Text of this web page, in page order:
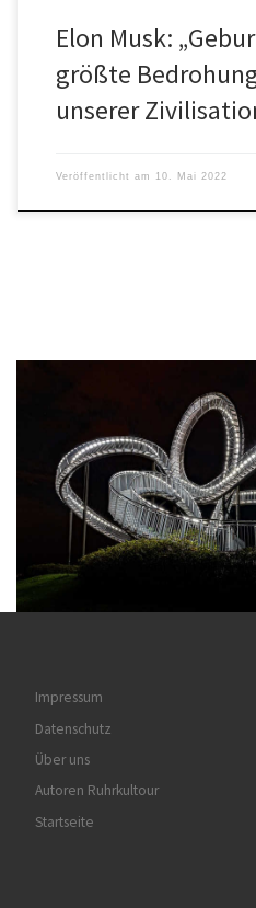
Elon Musk:
größte
unserer
Veröffentlicht am 10. Mai 2022
Impressum
Datenschutz
Über uns
Autoren Ruhrkultour
Startseite